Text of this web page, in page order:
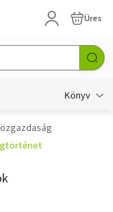
Üres
Könyv